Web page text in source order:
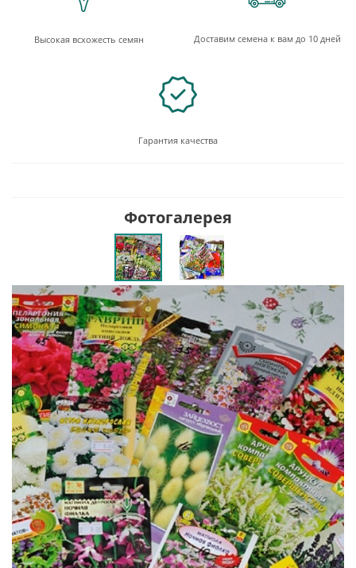
Высокая всхожесть семян Доставим семена к вам до 10 дней
Гарантия качества
Фотогалерея